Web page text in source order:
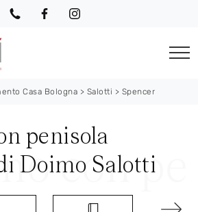
Casa Bologna > Salotti > Spencer
penisola
Doimo Salotti